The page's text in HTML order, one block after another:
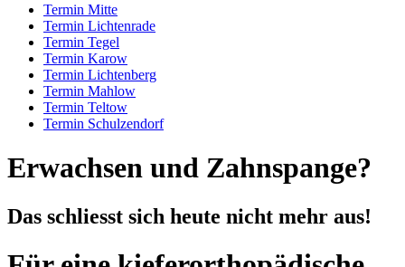
Termin Mitte
Termin Lichtenrade
Termin Tegel
Termin Karow
Termin Lichtenberg
Termin Mahlow
Termin Teltow
Termin Schulzendorf
Erwachsen und Zahnspange?
Das schliesst sich heute nicht mehr aus!